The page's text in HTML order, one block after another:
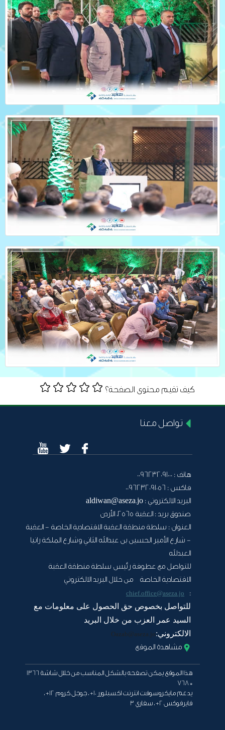
كيف تقيم محتوى الصفحة؟
تواصل معنا
هاتف : 0096232091000
فاكس : 0096232091056
البريد الالكتروني : aldiwan@aseza.jo
صندوق بريد : العقبة 2565، الأردن
العنوان : سلطة منطقة العقبة الاقتصادية الخاصة - العقبة
- شارع الأمير الحسين بن عبدالله الثاني وشارع الملكة رانيا
العبدلله
للتواصل مع عطوفة رئيس سلطة منطقة العقبة
الاقتصادية الخاصة من خلال البريد الالكتروني
:
chief.office@aseza.jo
للتواصل بخصوص حق الحصول على معلومات مع
السيد عمر العزب من خلال البريد
الالكتروني:Oazab@aseza.jo
مشاهدة الموقع
هذا الموقع يمكن تصفحه بالشكل المناسب من خلال شاشة 1366
* 768
يدعم مايكروسوفت انترنت اكسبلورر 10+ ، جوجل كروم 12+ ،
فايرفوكس 2+ ، سفاري 3